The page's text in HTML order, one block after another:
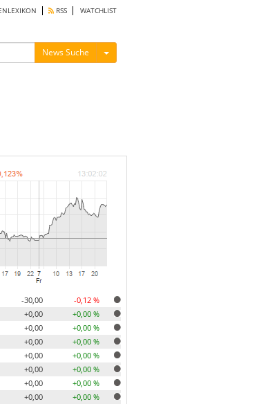
RSS WATCHLIST
News Suche Menü ein-/ausblenden
-30,00
-0,12 %
+0,00
+0,00 %
+0,00
+0,00 %
+0,00
+0,00 %
+0,00
+0,00 %
+0,00
+0,00 %
+0,00
+0,00 %
+0,00
+0,00 %